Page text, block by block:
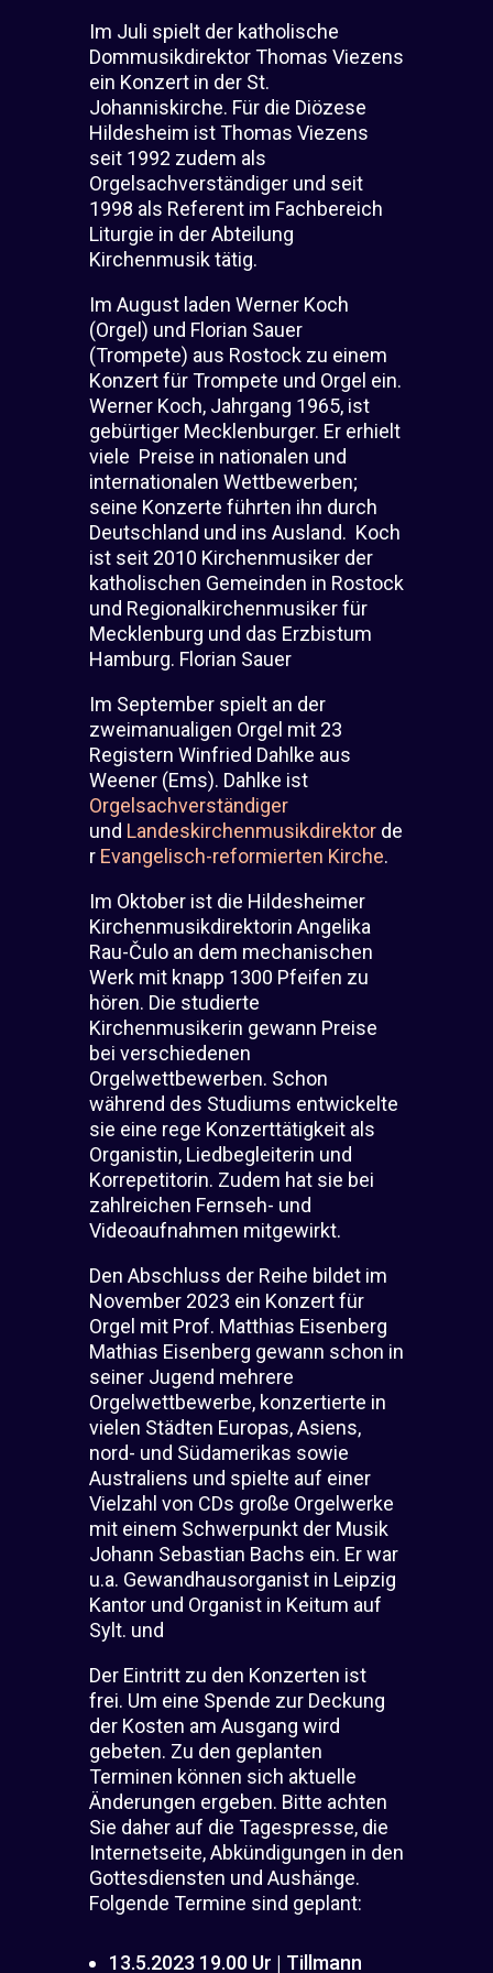
Im Juli spielt der katholische
Dommusikdirektor Thomas Viezens
ein Konzert in der St.
Johanniskirche. Für die Diözese
Hildesheim ist Thomas Viezens
seit 1992 zudem als
Orgelsachverständiger und seit
1998 als Referent im Fachbereich
Liturgie in der Abteilung
Kirchenmusik tätig.
Im August laden Werner Koch
(Orgel) und Florian Sauer
(Trompete) aus Rostock zu einem
Konzert für Trompete und Orgel ein.
Werner Koch, Jahrgang 1965, ist
gebürtiger Mecklenburger. Er erhielt
viele Preise in nationalen und
internationalen Wettbewerben;
seine Konzerte führten ihn durch
Deutschland und ins Ausland. Koch
ist seit 2010 Kirchenmusiker der
katholischen Gemeinden in Rostock
und Regionalkirchenmusiker für
Mecklenburg und das Erzbistum
Hamburg. Florian Sauer
Im September spielt an der
zweimanualigen Orgel mit 23
Registern Winfried Dahlke aus
Weener (Ems). Dahlke ist
Orgelsachverständiger
und Landeskirchenmusikdirektorde
r Evangelisch-reformierten Kirche.
Im Oktober ist die Hildesheimer
Kirchenmusikdirektorin Angelika
Rau-Čulo an dem mechanischen
Werk mit knapp 1300 Pfeifen zu
hören. Die studierte
Kirchenmusikerin gewann Preise
bei verschiedenen
Orgelwettbewerben. Schon
während des Studiums entwickelte
sie eine rege Konzerttätigkeit als
Organistin, Liedbegleiterin und
Korrepetitorin. Zudem hat sie bei
zahlreichen Fernseh- und
Videoaufnahmen mitgewirkt.
Den Abschluss der Reihe bildet im
November 2023 ein Konzert für
Orgel mit Prof. Matthias Eisenberg
Mathias Eisenberg gewann schon in
seiner Jugend mehrere
Orgelwettbewerbe, konzertierte in
vielen Städten Europas, Asiens,
nord- und Südamerikas sowie
Australiens und spielte auf einer
Vielzahl von CDs große Orgelwerke
mit einem Schwerpunkt der Musik
Johann Sebastian Bachs ein. Er war
u.a. Gewandhausorganist in Leipzig
Kantor und Organist in Keitum auf
Sylt. und
Der Eintritt zu den Konzerten ist
frei. Um eine Spende zur Deckung
der Kosten am Ausgang wird
gebeten. Zu den geplanten
Terminen können sich aktuelle
Änderungen ergeben. Bitte achten
Sie daher auf die Tagespresse, die
Internetseite, Abkündigungen in den
Gottesdiensten und Aushänge.
Folgende Termine sind geplant:
13.5.2023 19.00 Ur | Tillmann